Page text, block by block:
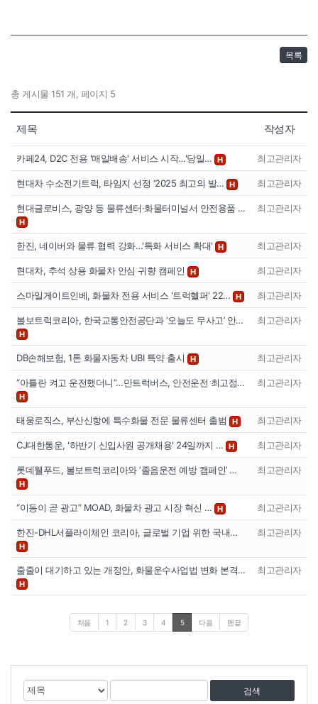
목록
총 게시물 151 개, 페이지 5
제목 작성자
카페24, D2C 전용 '매일배송' 서비스 시작…'당일… H 최고관리자
현대차 수소전기트럭, 타임지 선정 ‘2025 최고의 발… H 최고관리자
현대글로비스, 광양 등 물류센터·화물터미널서 안전용품 …
H
최고관리자
한진, 네이버와 물류 협력 강화…'특화 서비스 확대' H 최고관리자
현대차, 추석 상용 화물차 안심 귀향 캠페인 H 최고관리자
스마일게이트인베, 화물차 전용 서비스 '트럭헬퍼' 22… H 최고관리자
볼보트럭코리아, 한국교통안전공단과 ‘오늘도 무사고’ 안…
H
최고관리자
DB손해보험, 1톤 화물자동차 UBI 특약 출시 H 최고관리자
“아틀란 켜고 운전했더니”…만트럭버스, 안전운전 최고점…
H
최고관리자
태웅로직스, 부산신항에 특수화물 전문 물류센터 출범 H 최고관리자
CJ대한통운, '하반기 신입사원 공개채용' 24일까지 … H 최고관리자
롯데웰푸드, 볼보트럭코리아와 ‘졸음운전 예방 캠페인’ …
H
최고관리자
“이동이 곧 광고” MOAD, 화물차 광고 시장 혁신 … H 최고관리자
한진-DHL서플라이체인 코리아, 글로벌 기업 위한 국내…
H
최고관리자
줄줄이 대기하고 있는 개정안, 화물운수사업법 변화 본격…
H
최고관리자
처음 1 2 3 4 5 다음 맨끝
게검
색
검